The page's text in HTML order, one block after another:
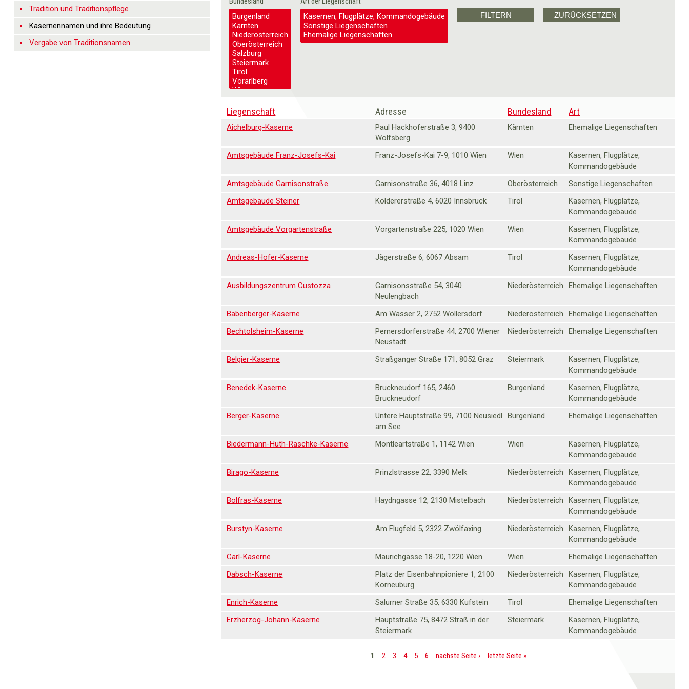
Tradition und Traditionspflege
Kasernennamen und ihre Bedeutung
Vergabe von Traditionsnamen
Liegenschaft Adresse Bundesland Art
Aichelburg-Kaserne
Paul Hackhoferstraße 3, 9400
Wolfsberg
Kärnten Ehemalige Liegenschaften
Amtsgebäude Franz-Josefs-Kai Franz-Josefs-Kai 7-9, 1010 Wien Wien
Kasernen, Flugplätze,
Kommandogebäude
Amtsgebäude Garnisonstraße
Garnisonstraße 36, 4018 Linz Oberösterreich
Sonstige Liegenschaften
Amtsgebäude Steiner
Köldererstraße 4, 6020 Innsbruck Tirol
Kasernen, Flugplätze,
Kommandogebäude
Amtsgebäude Vorgartenstraße
Vorgartenstraße 225, 1020 Wien Wien
Kasernen, Flugplätze,
Kommandogebäude
Andreas-Hofer-Kaserne
Jägerstraße 6, 6067 Absam Tirol
Kasernen, Flugplätze,
Kommandogebäude
Ausbildungszentrum Custozza
Garnisonsstraße 54, 3040
Neulengbach
Niederösterreich Ehemalige Liegenschaften
Babenberger-Kaserne Am Wasser 2, 2752 Wöllersdorf Niederösterreich
Ehemalige Liegenschaften
Bechtolsheim-Kaserne
Pernersdorferstraße 44, 2700 Wiener
Neustadt
Niederösterreich Ehemalige Liegenschaften
Belgier-Kaserne Straßganger Straße 171, 8052 Graz Steiermark
Kasernen, Flugplätze,
Kommandogebäude
Benedek-Kaserne
Bruckneudorf 165, 2460
Bruckneudorf
Burgenland
Kasernen, Flugplätze,
Kommandogebäude
Berger-Kaserne
Untere Hauptstraße 99, 7100 Neusiedl
am See
Burgenland Ehemalige Liegenschaften
Biedermann-Huth-Raschke-Kaserne Montleartstraße 1, 1142 Wien Wien
Kasernen, Flugplätze,
Kommandogebäude
Birago-Kaserne
Prinzlstrasse 22, 3390 Melk Niederösterreich
Kasernen, Flugplätze,
Kommandogebäude
Bolfras-Kaserne
Haydngasse 12, 2130 Mistelbach Niederösterreich
Kasernen, Flugplätze,
Kommandogebäude
Burstyn-Kaserne
Am Flugfeld 5, 2322 Zwölfaxing Niederösterreich
Kasernen, Flugplätze,
Kommandogebäude
Carl-Kaserne
Maurichgasse 18-20, 1220 Wien Wien
Ehemalige Liegenschaften
Dabsch-Kaserne
Platz der Eisenbahnpioniere 1, 2100
Korneuburg
Niederösterreich
Kasernen, Flugplätze,
Kommandogebäude
Enrich-Kaserne
Salurner Straße 35, 6330 Kufstein Tirol
Ehemalige Liegenschaften
Erzherzog-Johann-Kaserne
Hauptstraße 75, 8472 Straß in der
Steiermark
Steiermark
Kasernen, Flugplätze,
Kommandogebäude
1 2 3 4 5 6 nächste Seite › letzte Seite »